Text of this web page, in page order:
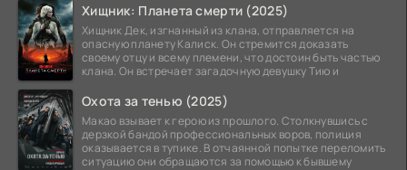
Хищник: Планета смерти (2025)
Хищник Дек, изгнанный из клана, отправляется на
опасную планету Калиск. Он стремится доказать
своему отцу и всему племени, что достоин быть частью
клана. Он встречает загадочную девушку Тию и
Охота за тенью (2025)
Макао взывает к герою из прошлого. Столкнувшись с
дерзкой бандой профессиональных воров, полиция
оказывается в тупике. В отчаянной попытке переломить
ситуацию они обращаются за помощью к бывшему